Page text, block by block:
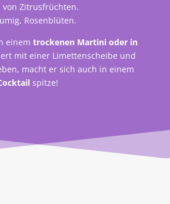
von Zitrusfrüchten.
Rosenblüten.
einem trockenen Martini oder in
mit einer Limettenscheibe und
macht er sich auch in einem
spitze!